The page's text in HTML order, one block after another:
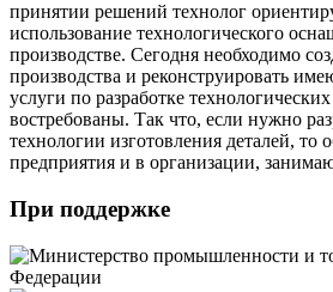
принятии решений технолог
использование технологического
производстве. Сегодня необходимо
производства и реконструировать
услуги по разработке
востребованы. Так что, если нужно
технологии изготовления деталей, то
предприятия и в организации,
При поддержке